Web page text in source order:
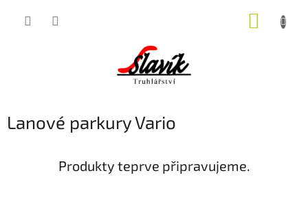
Lanové parkury Vario
Produkty teprve připravujeme.